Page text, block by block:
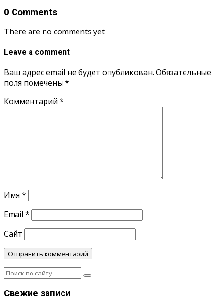
0 Comments
There are no comments yet
Leave a comment
Ваш адрес email не будет опубликован. Обязательные
поля помечены *
Комментарий *
Имя *
Email *
Сайт
Свежие записи